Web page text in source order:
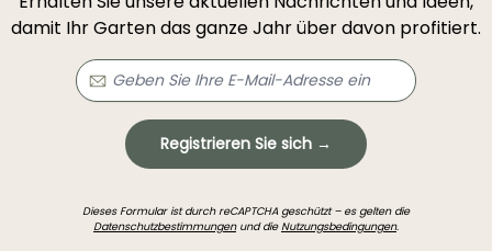
damit Ihr Garten das ganze Jahr über davon profitiert.
Registrieren Sie sich →
Dieses Formular ist durch reCAPTCHA geschützt – es gelten die
Datenschutzbestimmungenund dieNutzungsbedingungen.